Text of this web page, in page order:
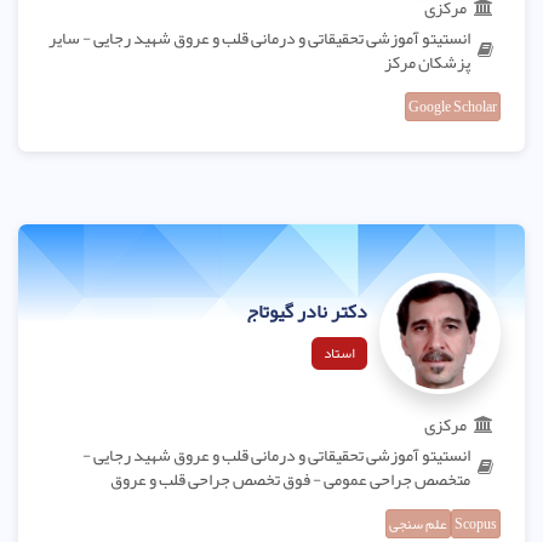
مرکزی
انستیتو آموزشی تحقیقاتی و درمانی قلب و عروق شهید رجایی - سایر
پزشکان مرکز
Google Scholar
دکتر نادر گیوتاج
استاد
مرکزی
انستیتو آموزشی تحقیقاتی و درمانی قلب و عروق شهید رجایی -
متخصص جراحی عمومی - فوق تخصص جراحی قلب و عروق
Scopus علم سنجی